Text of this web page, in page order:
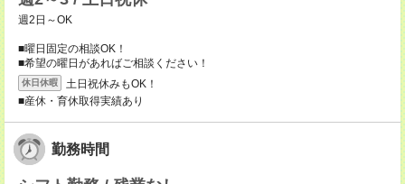
週2日～OK
■曜日固定の相談OK！
■希望の曜日があればご相談ください！
休日休暇
土日祝休みもOK！
■産休・育休取得実績あり
勤務時間